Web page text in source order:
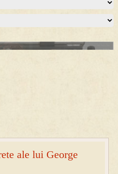
porci în costume, cu gulere albe
despre controversatele
ale lui George